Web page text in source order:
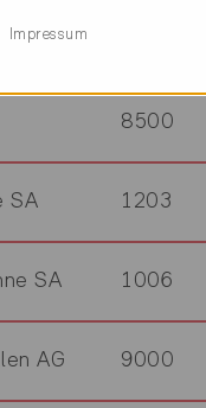
8500
SA 1203
SA 1006
AG 9000
Impressum